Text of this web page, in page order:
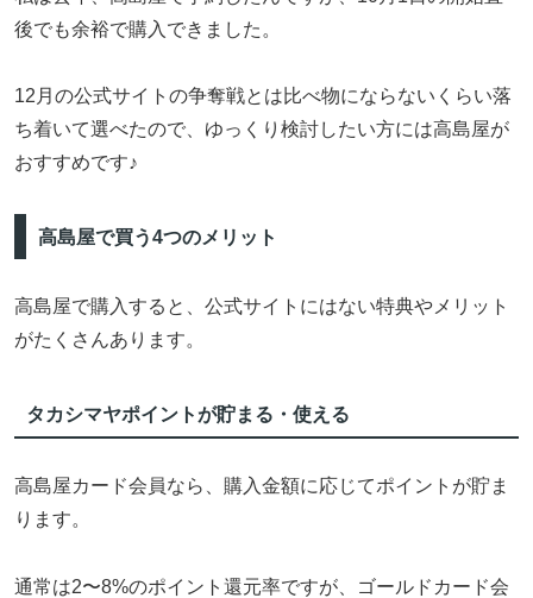
後でも余裕で購入できました。
12月の公式サイトの争奪戦とは比べ物にならないくらい落
ち着いて選べたので、ゆっくり検討したい方には高島屋が
おすすめです♪
高島屋で買う4つのメリット
高島屋で購入すると、公式サイトにはない特典やメリット
がたくさんあります。
タカシマヤポイントが貯まる・使える
高島屋カード会員なら、購入金額に応じてポイントが貯ま
ります。
通常は2〜8%のポイント還元率ですが、ゴールドカード会